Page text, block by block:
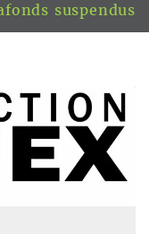
suspendus